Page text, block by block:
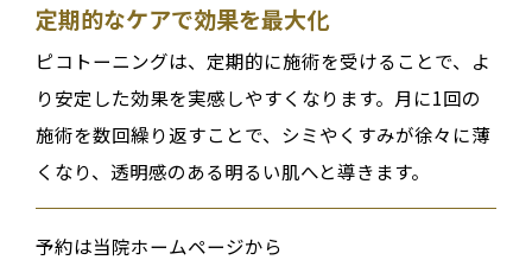
定期的なケアで効果を最大化
ピコトーニングは、定期的に施術を受けることで、よ
り安定した効果を実感しやすくなります。月に1回の
施術を数回繰り返すことで、シミやくすみが徐々に薄
くなり、透明感のある明るい肌へと導きます。
予約は当院ホームページから